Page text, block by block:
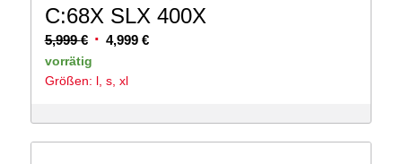
C:68X SLX 400X
5,999€ Ursprünglicher
Preis
war:
4,999 €Aktueller
vorrätig
Größen: l, s, xl